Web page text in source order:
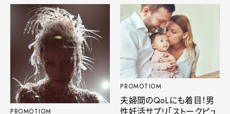
PROMOTIOM
PROMOTIOM
夫婦間のQoLにも着目！男